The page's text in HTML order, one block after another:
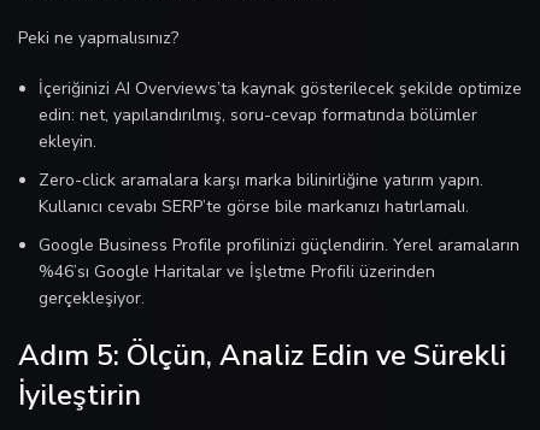
Peki ne yapmalısınız?
İçeriğinizi AI Overviews’ta kaynak gösterilecek şekilde optimize
edin: net, yapılandırılmış, soru-cevap formatında bölümler
ekleyin.
Zero-click aramalara karşı marka bilinirliğine yatırım yapın.
Kullanıcı cevabı SERP’te görse bile markanızı hatırlamalı.
Google Business Profile profilinizi güçlendirin. Yerel aramaların
%46’sı Google Haritalar ve İşletme Profili üzerinden
gerçekleşiyor.
Adım 5: Ölçün, Analiz Edin ve Sürekli
İyileştirin